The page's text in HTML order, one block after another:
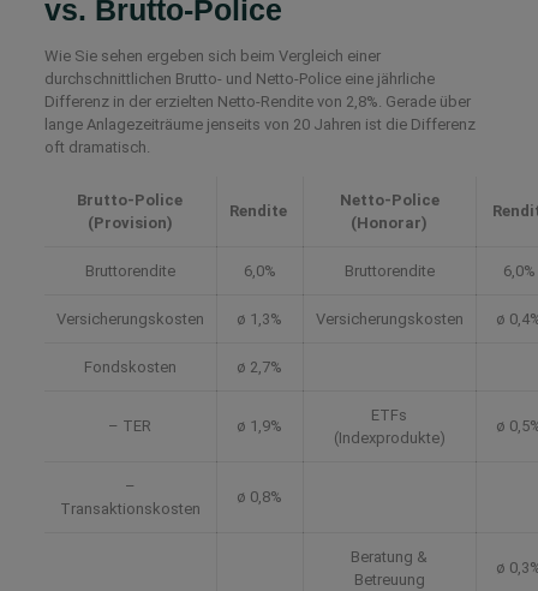
vs. Brutto-Police
Wie Sie sehen ergeben sich beim Vergleich einer
durchschnittlichen Brutto- und Netto-Police eine jährliche
Differenz in der erzielten Netto-Rendite von 2,8%. Gerade über
lange Anlagezeiträume jenseits von 20 Jahren ist die Differenz
oft dramatisch.
Brutto-Police
(Provision)
Rendite
Netto-Police
(Honorar)
Bruttorendite 6,0% Bruttorendite 6,0%
Versicherungskosten ø 1,3% Versicherungskosten ø
Fondskosten ø 2,7%
– TER ø 1,9%
ETFs
(Indexprodukte)
ø
–
Transaktionskosten
ø 0,8%
Beratung &
Betreuung
ø